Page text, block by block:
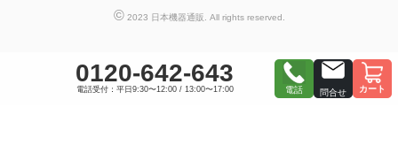
0120-642-643
電話受付：平日9:30〜12:00 / 13:00〜17:00 電話 問合せ カート
©2023 日本機器通販. All rights reserved.